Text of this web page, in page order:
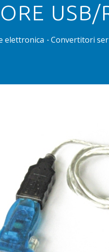
USB/
elettronica Convertitori